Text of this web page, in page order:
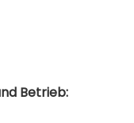
Betrieb: